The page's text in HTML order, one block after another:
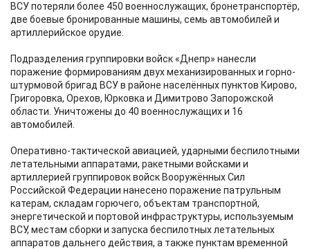
ВСУ потеряли более 450 военнослужащих, бронетранспортёр,
две боевые бронированные машины, семь автомобилей и
артиллерийское орудие.
Подразделения группировки войск «Днепр» нанесли
поражение формированиям двух механизированных и горно-
штурмовой бригад ВСУ в районе населённых пунктов Кирово,
Григоровка, Орехов, Юрковка и Димитрово Запорожской
области. Уничтожены до 40 военнослужащих и 16
автомобилей.
Оперативно-тактической авиацией, ударными беспилотными
летательными аппаратами, ракетными войсками и
артиллерией группировок войск Вооружённых Сил
Российской Федерации нанесено поражение патрульным
катерам, складам горючего, объектам транспортной,
энергетической и портовой инфраструктуры, используемым
ВСУ, местам сборки и запуска беспилотных летательных
аппаратов дальнего действия, а также пунктам временной